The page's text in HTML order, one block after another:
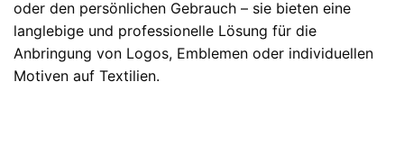
oder den persönlichen Gebrauch – sie bieten eine
langlebige und professionelle Lösung für die
Anbringung von Logos, Emblemen oder individuellen
Motiven auf Textilien.